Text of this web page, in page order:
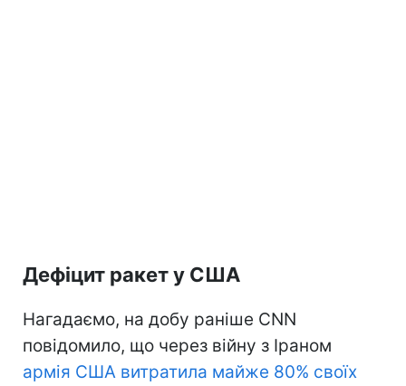
Дефіцит ракет у США
Нагадаємо, на добу раніше CNN
повідомило, що через війну з Іраном
армія США витратила майже 80% своїх